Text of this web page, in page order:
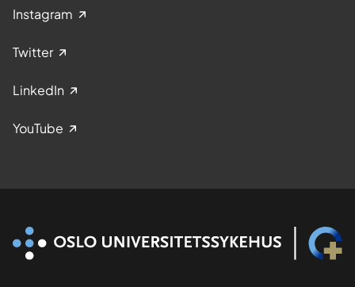
Instagram
Twitter
LinkedIn
YouTube